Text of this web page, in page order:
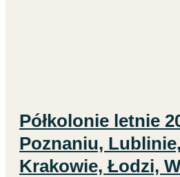
Półkolonie letnie
Poznaniu,
Krakowie, Łodzi,